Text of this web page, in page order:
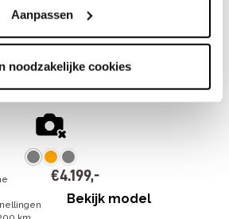
Aanpassen
noodzakelijke cookies
C5+ belt lage instap
€4.199,-
Bekijk model